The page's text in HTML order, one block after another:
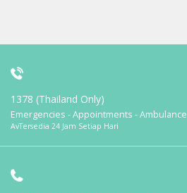
1378 (Thailand Only)
Emergencies - Appointments - Ambulance
AvTersedia 24 Jam Setiap Hari